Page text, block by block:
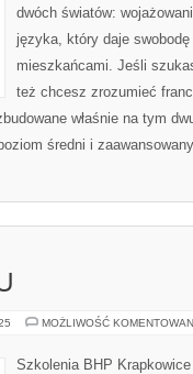
dwóch światów:
języka, który daje
mieszkańcami. Jeśli
też chcesz zrozumieć
właśnie na tym
średni i
MOŻLIWOŚĆ
Szkolenia BHP